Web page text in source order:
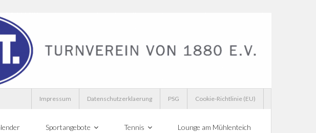
Impressum Datenschutzerklaerung PSG Cookie-Richtlinie (EU)
Sportangebote Tennis Lounge am Mühlenteich